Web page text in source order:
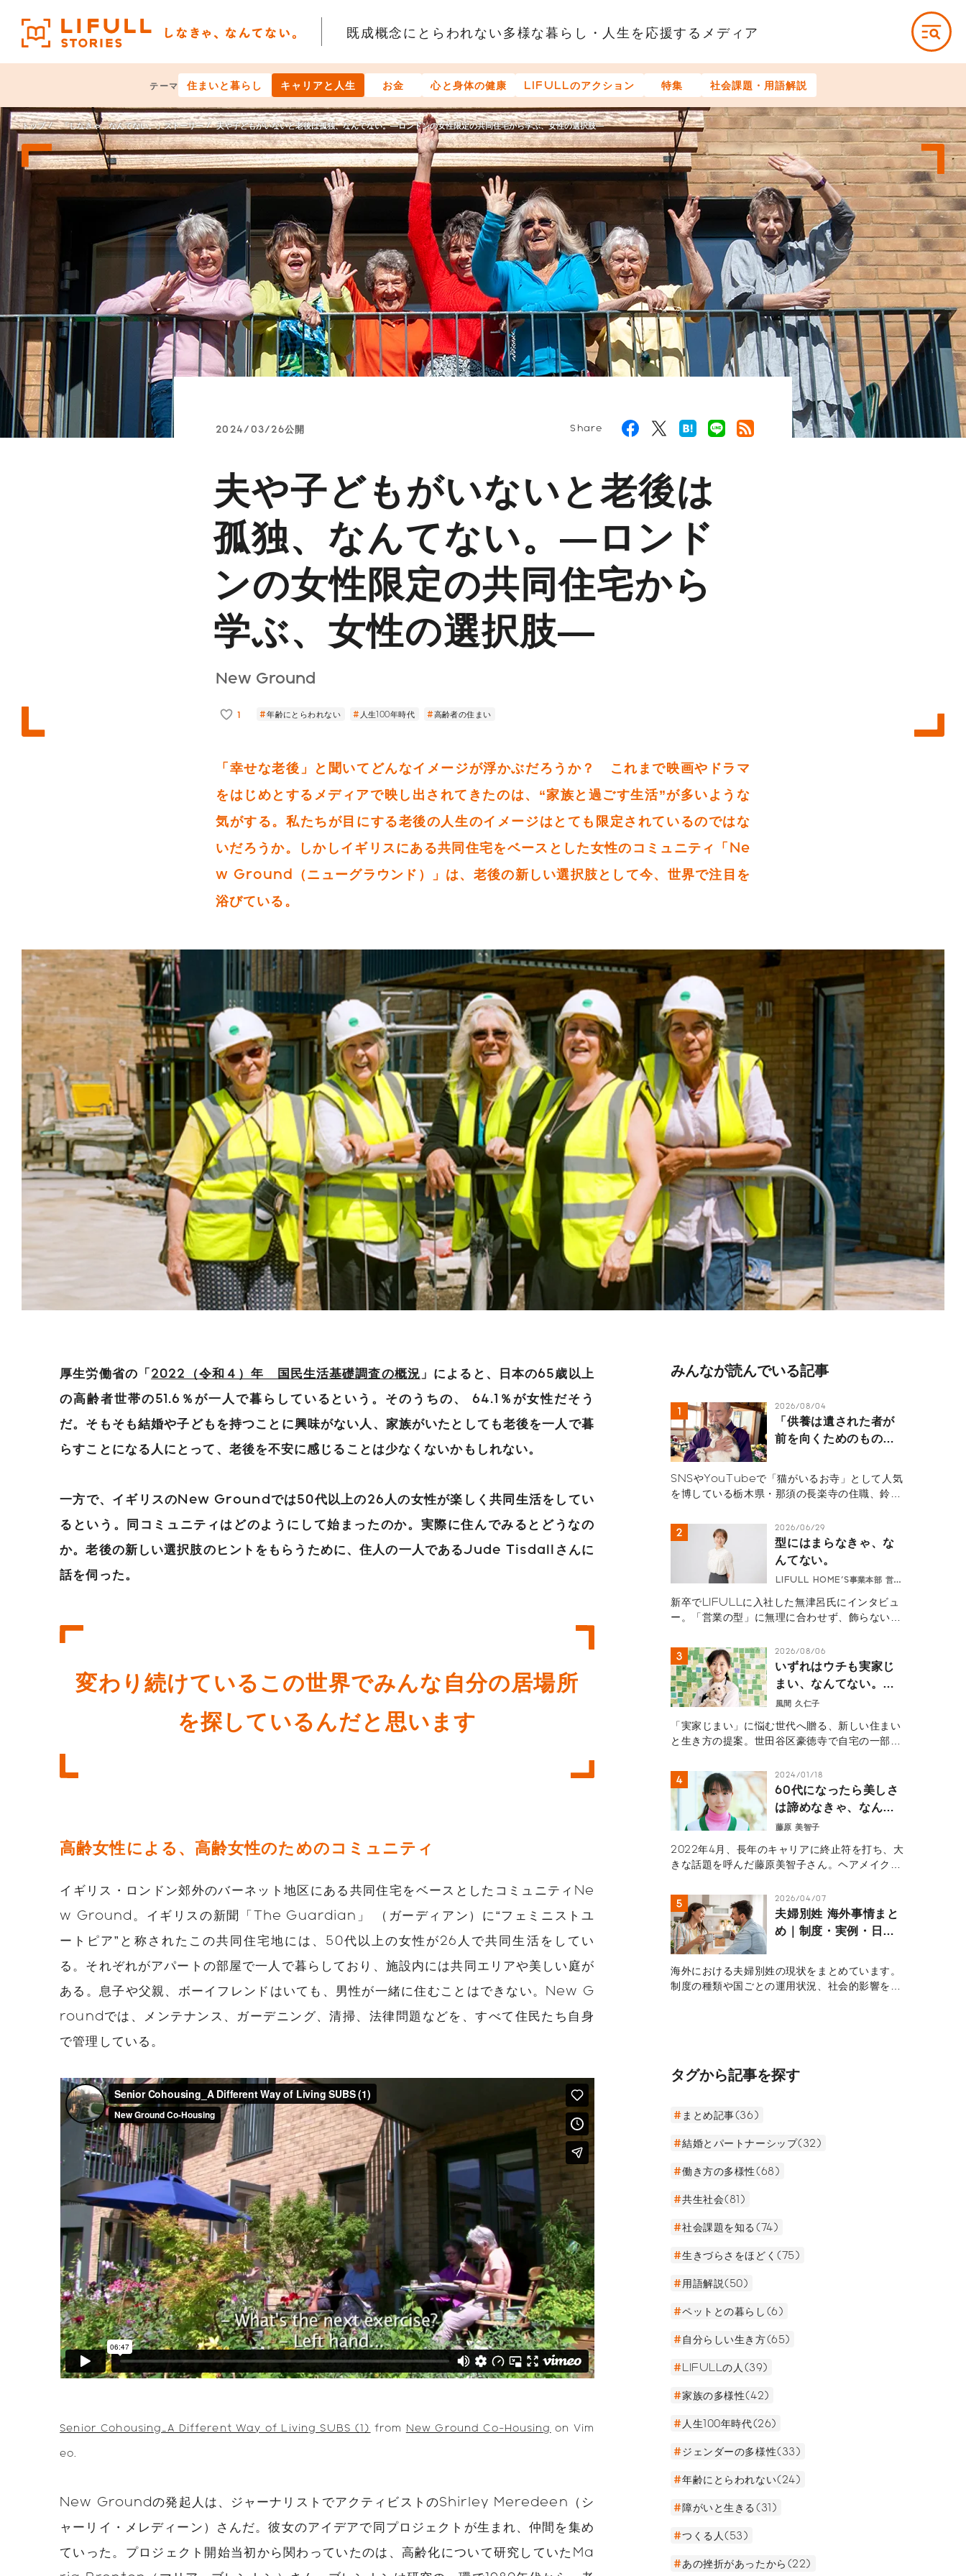
既成概念にとらわれない多様な暮らし・人生を応援するメディア
テーマ 住まいと暮らし キャリアと人生 お金 心と身体の健康 LIFULLのアクション 特集 社会課題・用語解説
トップ 「しなきゃ、なんてない。」ストーリー 夫や子どもがいないと老後は孤独、なんてない。―ロンドンの女性限定の共同住宅から学ぶ、女性の選択肢―
2024/03/26公開 Share
夫や子どもがいないと老後は
孤独、なんてない。―ロンド
ンの女性限定の共同住宅から
学ぶ、女性の選択肢―
New Ground
1 年齢にとらわれない 人生100年時代 高齢者の住まい
「幸せな老後」と聞いてどんなイメージが浮かぶだろうか？ これまで映画やドラマ
をはじめとするメディアで映し出されてきたのは、“家族と過ごす生活”が多いような
気がする。私たちが目にする老後の人生のイメージはとても限定されているのではな
いだろうか。しかしイギリスにある共同住宅をベースとした女性のコミュニティ「Ne
w Ground（ニューグラウンド）」は、老後の新しい選択肢として今、世界で注目を
浴びている。
厚生労働省の「2022（令和４）年 国民生活基礎調査の概況 」によると、日本の65歳以上
の高齢者世帯の51.6％が一人で暮らしているという。そのうちの、 64.1％が女性だそう
だ。そもそも結婚や子どもを持つことに興味がない人、家族がいたとしても老後を一人で暮
らすことになる人にとって、老後を不安に感じることは少なくないかもしれない。
一方で、イギリスのNew Groundでは50代以上の26人の女性が楽しく共同生活をしてい
るという。同コミュニティはどのようにして始まったのか。実際に住んでみるとどうなの
か。老後の新しい選択肢のヒントをもらうために、住人の一人であるJude Tisdallさんに
話を伺った。
変わり続けているこの世界でみんな自分の居場所
を探しているんだと思います
高齢女性による、高齢女性のためのコミュニティ
イギリス・ロンドン郊外のバーネット地区にある共同住宅をベースとしたコミュニティNe
w Ground。イギリスの新聞「The Guardian」 （ガーディアン）に“フェミニストユ
ートピア”と称されたこの共同住宅地には、50代以上の女性が26人で共同生活をしてい
る。それぞれがアパートの部屋で一人で暮らしており、施設内には共同エリアや美しい庭が
ある。息子や父親、ボーイフレンドはいても、男性が一緒に住むことはできない。New G
roundでは、メンテナンス、ガーデニング、清掃、法律問題などを、すべて住民たち自身
で管理している。
Senior Cohousing_A Different Way of Living SUBS (1) from New Ground Co-Housing on Vim
eo.
New Groundの発起人は、ジャーナリストでアクティビストのShirley Meredeen（シ
ャーリイ・メレディーン）さんだ。彼女のアイデアで同プロジェクトが生まれ、仲間を集め
ていった。プロジェクト開始当初から関わっていたのは、高齢化について研究していたMa
みんなが読んでいる記事
2026/08/04
「供養は遺された者が
前を向くためのもの」
語るペットロスの受け
入れ方
SNSやYouTubeで「猫がいるお寺」として人気
を博している栃木県・那須の長楽寺の住職、鈴木
ー。多くの猫を看取り、ペットロスの葛藤、治療
の選択と向き合ってきた体験から「弔いの本質」
を紐解きます。悲しみを自然の摂理と捉え、遺さ
れた人間が前を向いて生きるためのヒントが詰ま
ったメッセージ。
2026/06/29
型にはまらなきゃ、な
んてない。
LIFULL HOME'S事業本部 営業
新卒でLIFULLに入社した無津呂氏にインタビュ
ー。「営業の型」に無理に合わせず、飾らない自
の深い信頼関係を築けるように。「型にはまらな
きゃ、なんてない。」を体現する、若手社員の等
身大なキャリア論。
2026/08/06
いずれはウチも実家じ
まい、なんてない。―
自宅を開いたら、地域
た。豪徳寺の小さなカ
の未来―
風間 久仁子
「実家じまい」に悩む世代へ贈る、新しい住まい
と生き方の提案。世田谷区豪徳寺で自宅の一部を
間久仁子さん。地域住民や外国人観光客が集う場
へと家を開き、新たな人生を歩み始めた物語を紹
介します。
2024/01/18
60代になったら美しさ
は諦めなきゃ、なんて
ない。― 藤原美智子が
る理由 ―
藤原 美智子
2022年4月、長年のキャリアに終止符を打ち、大
きな話題を呼んだ藤原美智子さん。ヘアメイクア
けてきた。そんな藤原さんは引退後も「ビューテ
ィ・ライフスタイルデザイナー」として新たな取
り組みにチャレンジしている。新たなチャレンジ
を続け、活躍し続ける藤原さんの原動力に迫っ
た。
2026/04/07
夫婦別姓 海外事情まと
め｜制度・実例・日本
海外における夫婦別姓の現状をまとめています。
制度の種類や国ごとの運用状況、社会的影響を紹
タグから記事を探す
まとめ記事(36)
結婚とパートナーシップ(32)
働き方の多様性(68)
共生社会(81)
社会課題を知る(74)
生きづらさをほどく(75)
用語解説(50)
ペットとの暮らし(6)
自分らしい生き方(65)
LIFULLの人(39)
家族の多様性(42)
人生100年時代(26)
ジェンダーの多様性(33)
年齢にとらわれない(24)
障がいと生きる(31)
つくる人(53)
あの挫折があったから(22)